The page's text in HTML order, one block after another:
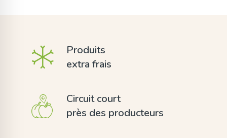
Produits
extra frais
Circuit court
près des producteurs